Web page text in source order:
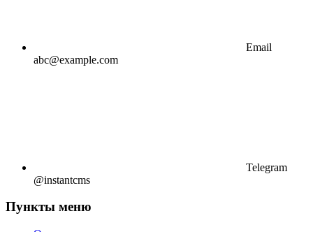
Email
abc@example.com
Telegram
@instantcms
Пункты меню